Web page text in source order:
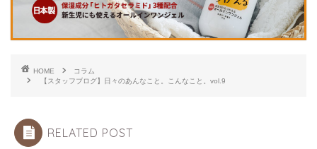
HOME
コラム
【スタッフブログ】日々のあんなこと。こんなこと。vol.9
RELATED POST